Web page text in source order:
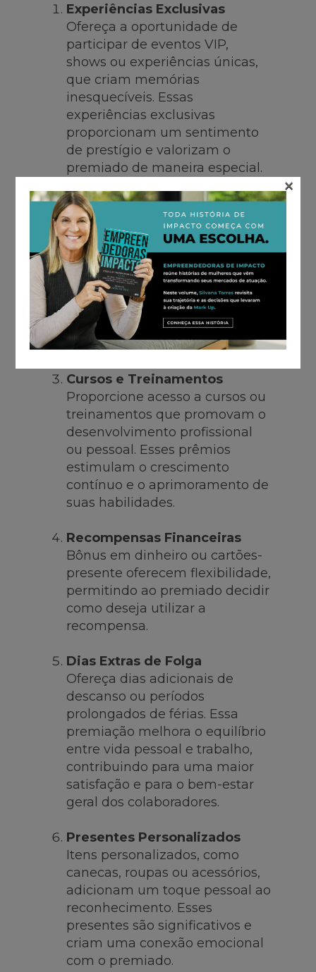
Experiências Exclusivas
Ofereça a oportunidade de
participar de eventos VIP,
shows ou experiências únicas,
que criam memórias
inesquecíveis. Essas
experiências exclusivas
proporcionam um sentimento
de prestígio e valorizam o
premiado de maneira especial.
Equipamentos e Gadgets
Prêmios como dispositivos
eletrônicos de última geração
ou gadgets inovadores são
altamente desejáveis. Eles
proporcionam um benefício
tangível e são extremamente
valorizados por sua utilidade e
modernidade.
Cursos e Treinamentos
Proporcione acesso a cursos ou
treinamentos que promovam o
desenvolvimento profissional
ou pessoal. Esses prêmios
estimulam o crescimento
contínuo e o aprimoramento de
suas habilidades.
Recompensas Financeiras
Bônus em dinheiro ou cartões-
presente oferecem flexibilidade,
permitindo ao premiado decidir
como deseja utilizar a
recompensa.
Dias Extras de Folga
Ofereça dias adicionais de
descanso ou períodos
prolongados de férias. Essa
premiação melhora o equilíbrio
entre vida pessoal e trabalho,
contribuindo para uma maior
satisfação e para o bem-estar
geral dos colaboradores.
Presentes Personalizados
Itens personalizados, como
canecas, roupas ou acessórios,
adicionam um toque pessoal ao
reconhecimento. Esses
presentes são significativos e
criam uma conexão emocional
com o premiado.
×